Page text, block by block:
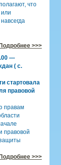
что
>>>
—
( с.
стартовала
правовой
правам
правовой
Подробнее >>>